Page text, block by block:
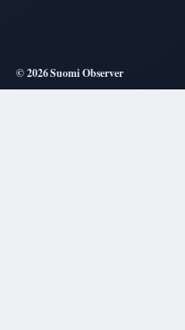
© 2026 Suomi Observer